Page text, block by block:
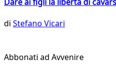
di Stefano Vicari
Abbonati ad Avvenire